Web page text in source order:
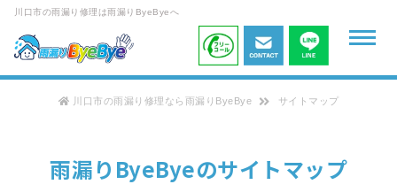
川口市の雨漏り修理は雨漏りByeByeへ
川口市の雨漏り修理なら雨漏りByeBye サイトマップ
雨漏りByeByeのサイトマップ